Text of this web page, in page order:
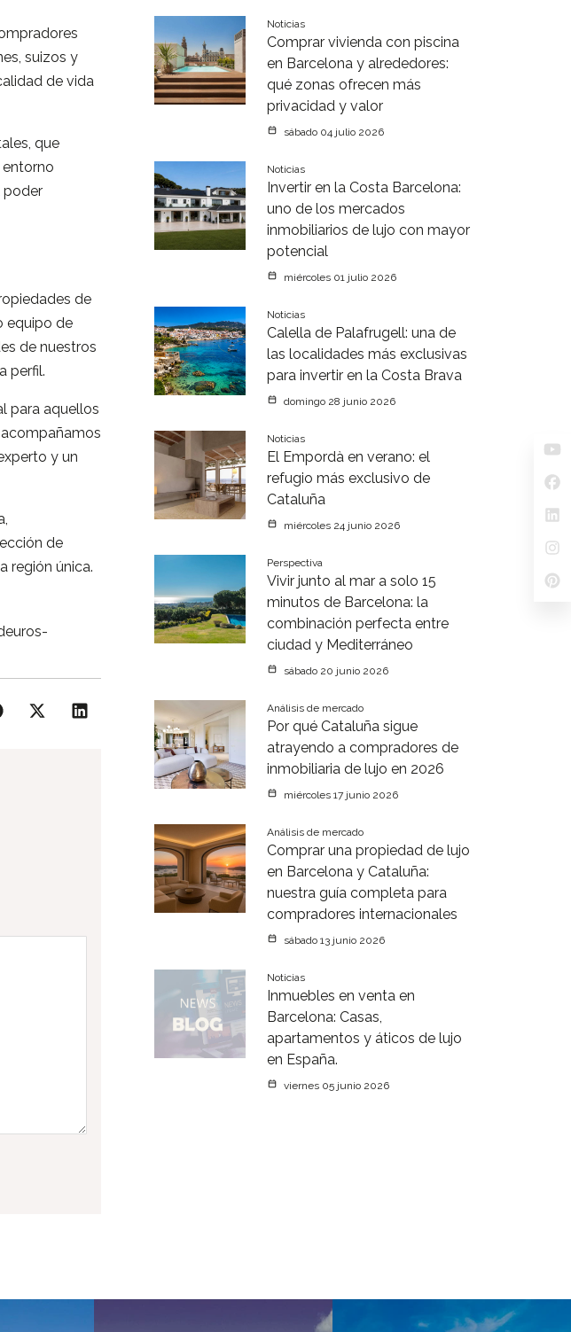
suizos y
de vida
que
poder
de
equipo de
de nuestros
perfil.
para aquellos
y un
de
región única.
Noticias
Comprar vivienda con piscina
en Barcelona y alrededores:
qué zonas ofrecen más
privacidad y valor
sábado 04 julio 2026
Noticias
Invertir en la Costa Barcelona:
uno de los mercados
inmobiliarios de lujo con mayor
potencial
miércoles 01 julio 2026
Noticias
Calella de Palafrugell: una de
las localidades más exclusivas
para invertir en la Costa Brava
domingo 28 junio 2026
Noticias
El Empordà en verano: el
refugio más exclusivo de
Cataluña
miércoles 24 junio 2026
Perspectiva
Vivir junto al mar a solo 15
minutos de Barcelona: la
combinación perfecta entre
ciudad y Mediterráneo
sábado 20 junio 2026
Análisis de mercado
Por qué Cataluña sigue
atrayendo a compradores de
inmobiliaria de lujo en 2026
miércoles 17 junio 2026
Análisis de mercado
Comprar una propiedad de lujo
en Barcelona y Cataluña:
nuestra guía completa para
compradores internacionales
sábado 13 junio 2026
Noticias
Inmuebles en venta en
Barcelona: Casas,
apartamentos y áticos de lujo
en España.
viernes 05 junio 2026